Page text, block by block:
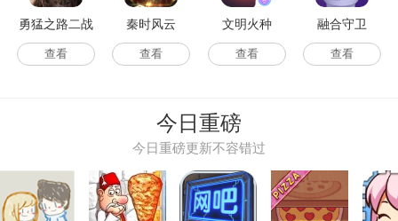
勇猛之路二战
国际服
查看
秦时风云
查看
文明火种
查看
融合守卫
查看
今日重磅
今日重磅更新不容错过